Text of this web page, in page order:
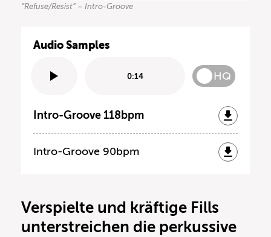
“Refuse/Resist” – Intro-Groove
Audio Samples
0:14 HQ
Intro-Groove 118bpm
Intro-Groove 90bpm
Verspielte und kräftige Fills
unterstreichen die perkussive